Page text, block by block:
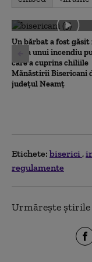
seconds
0
seconds
Un bărbat a fost
urma unui incendiu
care a cuprins chiliile
Mănăstirii Bisericani
județul Neamț
Etichete: biserici
regulamente
Urmărește știrile